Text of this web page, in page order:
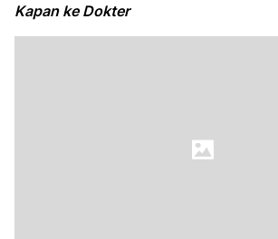
Kapan ke Dokter